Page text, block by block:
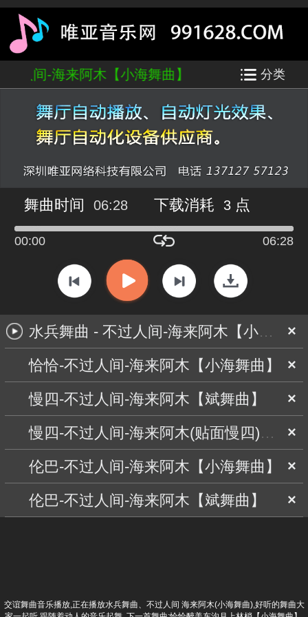
人间-海来阿木【小海舞曲】 分类
舞曲时间 06:28 下载消耗 3 点
00:00 06:28
×
水兵舞曲 - 不过人间-海来阿木【小海舞曲】
×
恰恰-不过人间-海来阿木【小海舞曲】
×
慢四-不过人间-海来阿木【斌舞曲】
×
慢四-不过人间-海来阿木(贴面慢四)【小海舞曲】
×
伦巴-不过人间-海来阿木【小海舞曲】
×
伦巴-不过人间-海来阿木【斌舞曲】
交谊舞曲音乐播放,正在播放水兵舞曲、不过人间 海来阿木(小海舞曲),好听的舞曲大